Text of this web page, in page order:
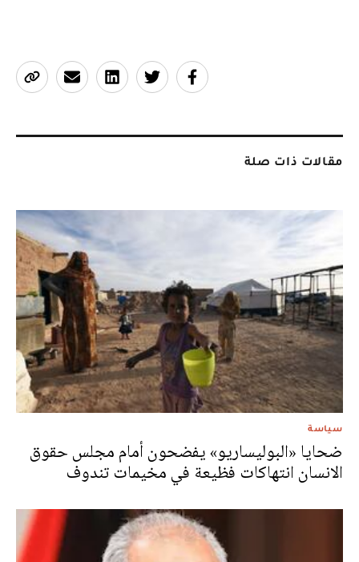
مقالات ذات صلة
سياسة
ضحايا «البوليساريو» يفضحون أمام مجلس حقوق
الانسان انتهاكات فظيعة في مخيمات تندوف